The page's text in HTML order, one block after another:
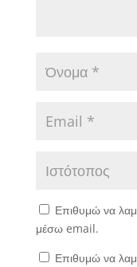
Επιθυμώ να
μέσω email.
Επιθυμώ να